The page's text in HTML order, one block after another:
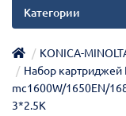
Категории
KONICA-
Набор
mc1600W/1650EN/
3*2.5K